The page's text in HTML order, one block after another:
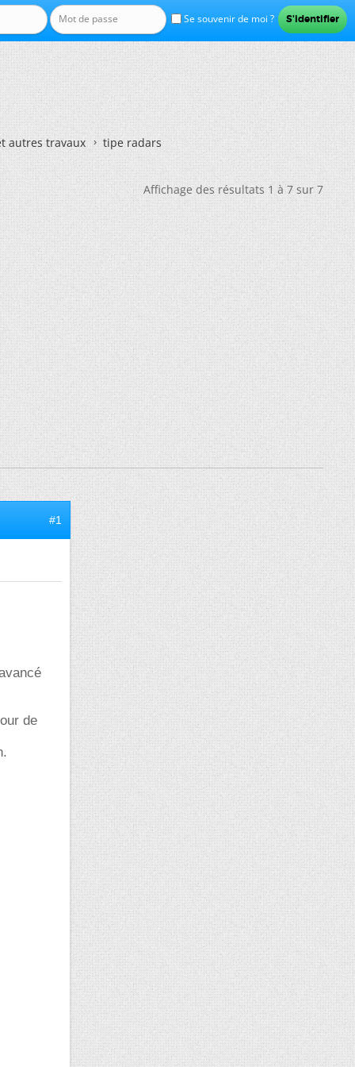
Se souvenir de moi ?
autres travaux tipe radars
Affichage des résultats 1 à 7 sur 7
#1
de